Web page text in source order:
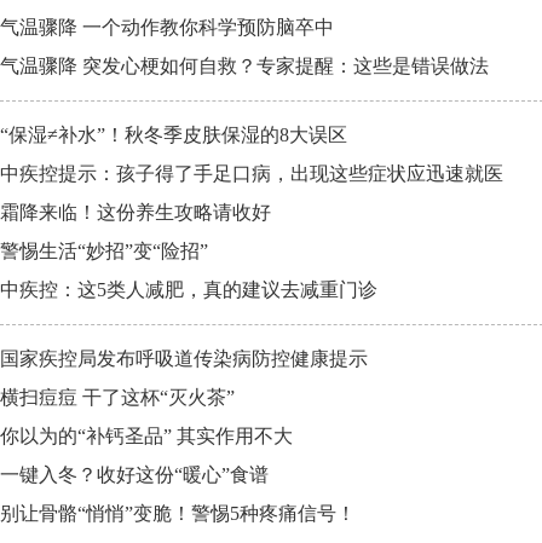
气温骤降 一个动作教你科学预防脑卒中
气温骤降 突发心梗如何自救？专家提醒：这些是错误做法
“保湿≠补水”！秋冬季皮肤保湿的8大误区
中疾控提示：孩子得了手足口病，出现这些症状应迅速就医
霜降来临！这份养生攻略请收好
警惕生活“妙招”变“险招”
中疾控：这5类人减肥，真的建议去减重门诊
国家疾控局发布呼吸道传染病防控健康提示
横扫痘痘 干了这杯“灭火茶”
你以为的“补钙圣品” 其实作用不大
一键入冬？收好这份“暖心”食谱
别让骨骼“悄悄”变脆！警惕5种疼痛信号！